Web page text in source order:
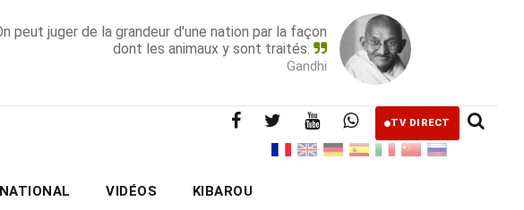
peut juger de la grandeur d'une nation par la façon
dont les animaux y sont traités.
Gandhi
TV DIRECT
VIDÉOS KIBAROU